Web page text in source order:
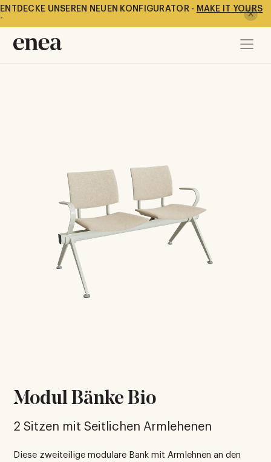
ENTDECKE UNSEREN NEUEN KONFIGURATOR - MAKE IT YOURS
-
Modul Bänke Bio
2 Sitzen mit Seitlichen Armlehenen
Diese zweiteilige modulare Bank mit Armlehnen an den